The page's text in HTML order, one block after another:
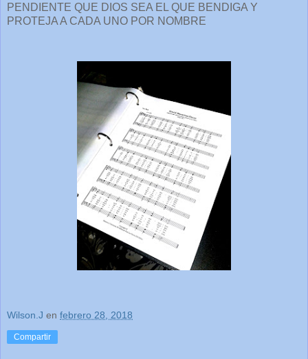
PENDIENTE QUE DIOS SEA EL QUE BENDIGA Y
PROTEJA A CADA UNO POR NOMBRE
Wilson.J en febrero 28, 2018
Compartir